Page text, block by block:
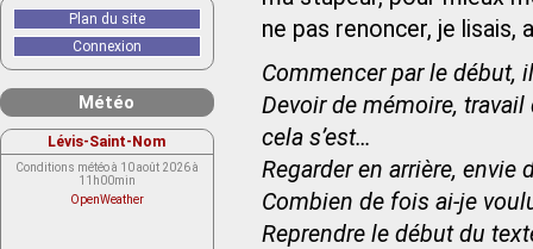
ne pas renoncer, je lisais,
Commencer par le début,
Devoir de mémoire,
cela s’est…
Regarder en arrière, envie
Combien de fois ai-je
Reprendre le début du
Plan du site
Connexion
Météo
Lévis-Saint-Nom
Conditions météo à 10 août 2026 à
11h00min
OpenWeather